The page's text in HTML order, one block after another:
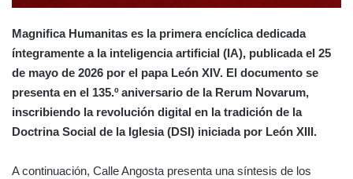
Magnifica Humanitas es la primera encíclica dedicada
íntegramente a la inteligencia artificial (IA), publicada el 25
de mayo de 2026 por el papa León XIV. El documento se
presenta en el 135.º aniversario de la Rerum Novarum,
inscribiendo la revolución digital en la tradición de la
Doctrina Social de la Iglesia (DSI) iniciada por León XIII.
A continuación, Calle Angosta presenta una síntesis de los